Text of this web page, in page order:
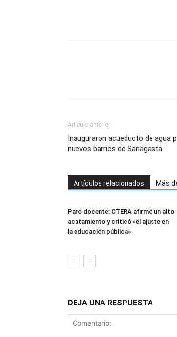
Artículo anterior
Inauguraron acueducto de agua
nuevos barrios de Sanagasta
Artículos relacionados Más
Paro docente: CTERA afirmó un alto
acatamiento y criticó «el ajuste en
la educación pública»
DEJA UNA RESPUESTA